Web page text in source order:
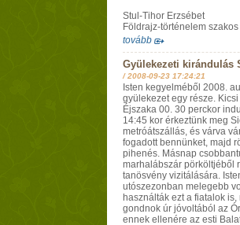
Stul-Tihor Erzsébet
Földrajz-történelem
tovább
Gyülekezeti kirándulás
/2008-09-23 17:24:21
Isten kegyelméből 2008.
gyülekezet egy része.
Éjszaka 00. 30 perckor
14:45 kor érkeztünk meg
metróátszállás, és várva
fogadott bennünket, majd
pihenés. Másnap
marhalábszár pörköltjéből
tanösvény vizitálására.
utószezonban melegebb
használták ezt a fiatalok
gondnok úr jóvoltából az
ennek ellenére az esti